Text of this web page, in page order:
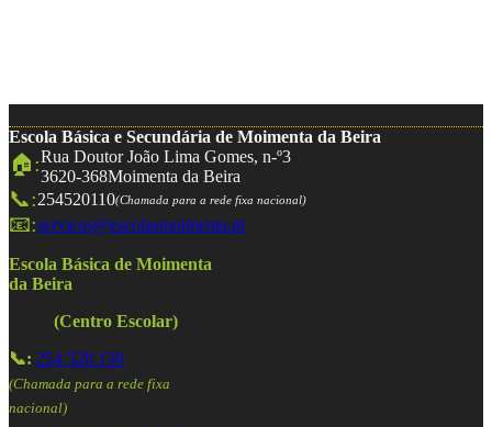
Escola Básica e Secundária de Moimenta da Beira
🏠:Rua Doutor João Lima Gomes, n-º3
3620-368Moimenta da Beira
📞:254520110(Chamada para a rede fixa nacional)
📧:servicos@escolasmoimenta.pt
Escola Básica de Moimenta
da Beira
(Centro Escolar)
📞: 254 520 150
(Chamada para a rede fixa
nacional)